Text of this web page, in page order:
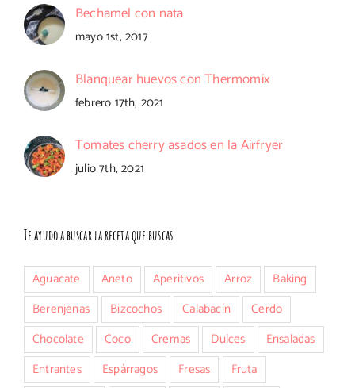
Bechamel con nata
mayo 1st, 2017
Blanquear huevos con Thermomix
febrero 17th, 2021
Tomates cherry asados en la Airfryer
julio 7th, 2021
Te ayudo a buscar la receta que buscas
Aguacate Aneto Aperitivos Arroz
Baking
Berenjenas
Bizcochos Calabacín
Cerdo
Chocolate
Coco Cremas Dulces
Ensaladas
Entrantes
Espárragos Fresas
Fruta